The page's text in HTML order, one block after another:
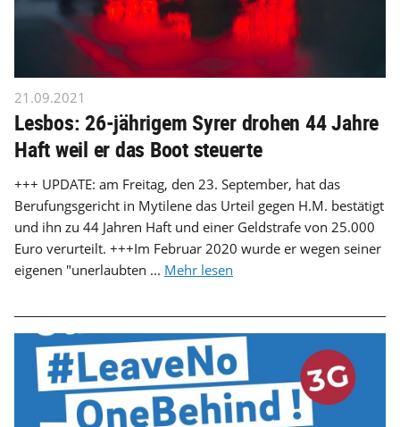
21.09.2021
Lesbos: 26-jährigem Syrer drohen 44 Jahre
Haft weil er das Boot steuerte
+++ UPDATE: am Freitag, den 23. September, hat das
Berufungsgericht in Mytilene das Urteil gegen H.M. bestätigt
und ihn zu 44 Jahren Haft und einer Geldstrafe von 25.000
Euro verurteilt. +++Im Februar 2020 wurde er wegen seiner
eigenen "unerlaubten ... Mehr lesen